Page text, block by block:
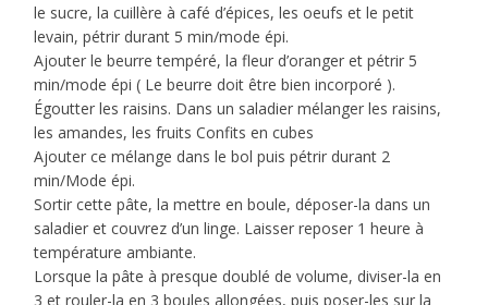
le sucre, la cuillère à café d’épices, les oeufs et le petit
levain, pétrir durant 5 min/mode épi.
Ajouter le beurre tempéré, la fleur d’oranger et pétrir 5
min/mode épi ( Le beurre doit être bien incorporé ).
Égoutter les raisins. Dans un saladier mélanger les raisins,
les amandes, les fruits Confits en cubes
Ajouter ce mélange dans le bol puis pétrir durant 2
min/Mode épi.
Sortir cette pâte, la mettre en boule, déposer-la dans un
saladier et couvrez d’un linge. Laisser reposer 1 heure à
température ambiante.
Lorsque la pâte à presque doublé de volume, diviser-la en
3 et rouler-la en 3 boules allongées, puis poser-les sur la